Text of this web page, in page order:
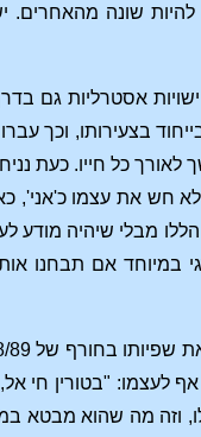
שונה מהאחרים.
אסטרליות גם
בצעירותו, וכך
כל חייו. כעת
חש את עצמו כ'אני',
מבלי שיהיה מודע
במיוחד אם
לעצמו: "בטורין חי
מה שהוא מבטא